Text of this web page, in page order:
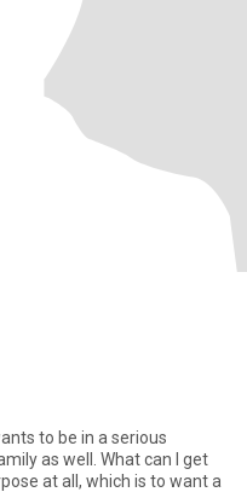
to be in a serious
as well. What can I get
at all, which is to want a